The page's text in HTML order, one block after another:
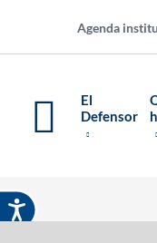
Agenda
El
Defensor